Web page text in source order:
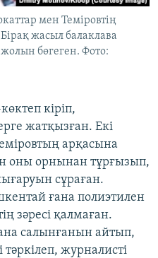
мен Теміровтің
жасыл балаклава
бөгеген. Фото:
кіріп,
жатқызған. Екі
арқасына
оны орнынан тұрғызып,
сұраған.
ғана полиэтилен
зәресі қалмаған.
салынғанын айтып,
журналисті